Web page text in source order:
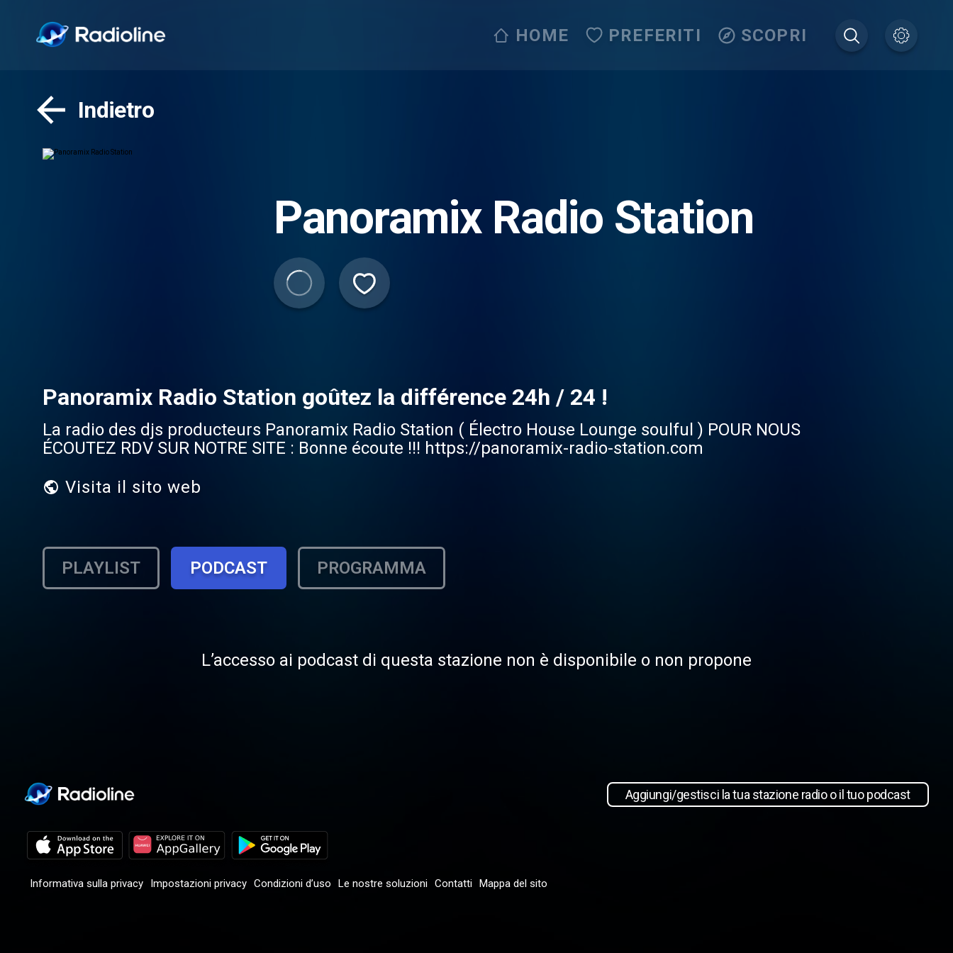
HOME PREFERITI SCOPRI
Indietro
Panoramix Radio Station
Panoramix Radio Station goûtez la différence 24h / 24 !
La radio des djs producteurs Panoramix Radio Station ( Électro House Lounge soulful ) POUR NOUS
ÉCOUTEZ RDV SUR NOTRE SITE : Bonne écoute !!! https://panoramix-radio-station.com
Visita il sito web
PLAYLIST PODCAST PROGRAMMA
L’accesso ai podcast di questa stazione non è disponibile o non propone
Aggiungi/gestisci la tua stazione radio o il tuo podcast
Informativa sulla privacy Impostazioni privacy Condizioni d’uso Le nostre soluzioni Contatti Mappa del sito